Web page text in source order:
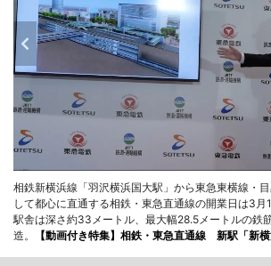
相鉄新横浜線「羽沢横浜国大駅」から東急東横線・
して都心に直通する相鉄・東急直通線の開業日は3
駅舎は深さ約33メートル、最大幅28.5メートルの鉄
造。
【動画付き特集】相鉄・東急直通線 新駅「新